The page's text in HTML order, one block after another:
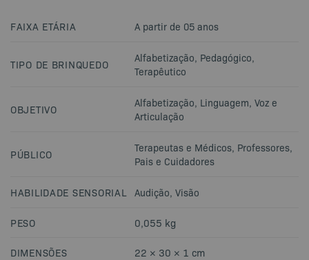
FAIXA ETÁRIA A partir de 05 anos
TIPO DE BRINQUEDO Alfabetização, Pedagógico,
Terapêutico
OBJETIVO Alfabetização, Linguagem, Voz e
Articulação
PÚBLICO Terapeutas e Médicos, Professores,
Pais e Cuidadores
HABILIDADE SENSORIAL Audição, Visão
PESO 0,055 kg
DIMENSÕES 22 × 30 × 1 cm